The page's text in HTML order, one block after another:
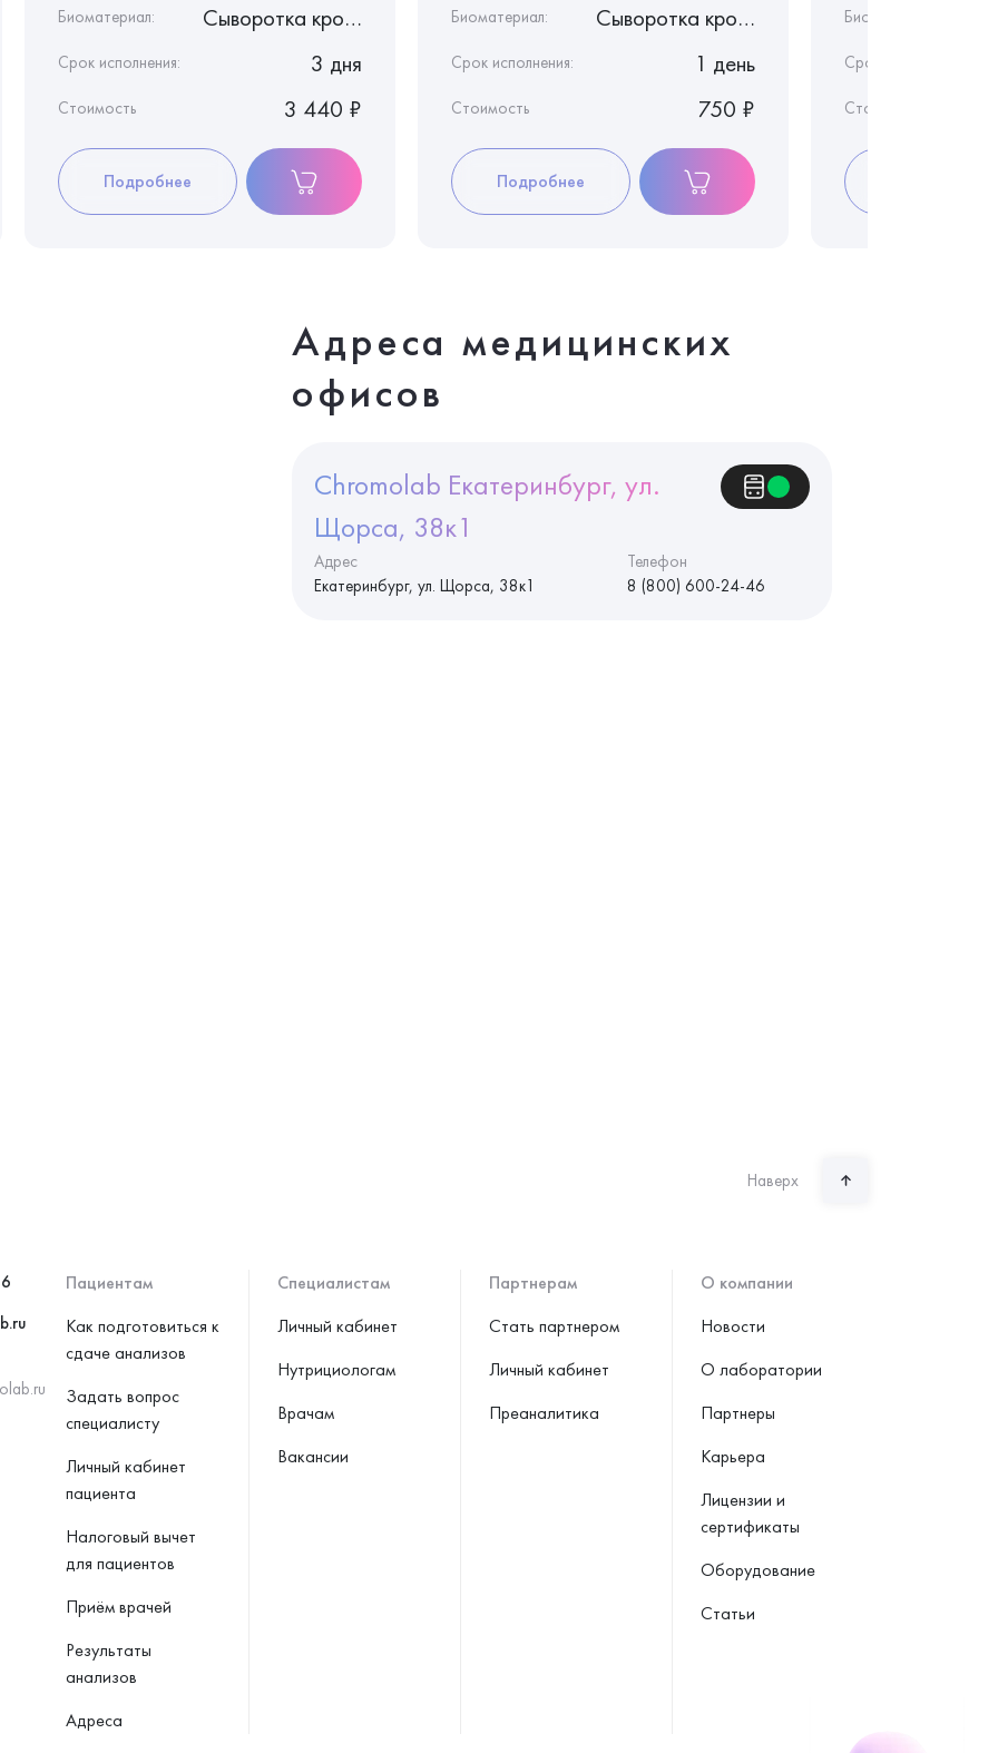
Биоматериал: Сыворотка крови
Срок исполнения: 3 дня
Стоимость 3 440 ₽
Подробнее
Биоматериал: Сыворотка крови
Срок исполнения: 1 день
Стоимость 750 ₽
Подробнее
Биоматериал:
Срок исполнения:
Стоимость
Адреса медицинских
офисов
Chromolab Екатеринбург, ул.
Щорса, 38к1
Адрес
Екатеринбург, ул. Щорса, 38к1
Телефон
8 (800) 600-24-46
Наверх
Пациентам
Как подготовиться к
сдаче анализов
Задать вопрос
специалисту
Личный кабинет
пациента
Налоговый вычет
для пациентов
Приём врачей
Результаты
анализов
Адреса
Специалистам
Личный кабинет
Нутрициологам
Врачам
Вакансии
Партнерам
Стать партнером
Личный кабинет
Преаналитика
О компании
Новости
О лаборатории
Партнеры
Карьера
Лицензии и
сертификаты
Оборудование
Статьи